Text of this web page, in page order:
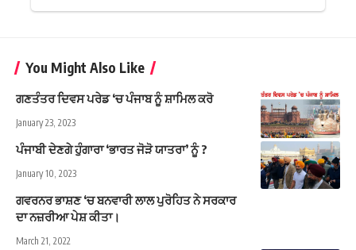
You Might Also Like
ਗਣਤੰਤਰ ਦਿਵਸ ਪਰੇਡ ‘ਚ ਪੰਜਾਬ ਨੂੰ ਸ਼ਾਮਿਲ ਕਰੋ
January 23, 2023
ਪੰਜਾਬੀ ਦੇਣਗੇ ਹੁੰਗਾਰਾ ‘ਭਾਰਤ ਜੋੜੋ ਯਾਤਰਾ’ ਨੂੰ ?
January 10, 2023
ਗਵਰਨਰ ਭਾਸ਼ਣ ‘ਚ ਬਨਵਾਰੀ ਲਾਲ ਪੁਰੋਹਿਤ ਨੇ ਸਰਕਾਰ
ਦਾ ਨਜ਼ਰੀਆ ਪੇਸ਼ ਕੀਤਾ।
March 21, 2022